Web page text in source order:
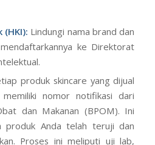
Lindungi nama brand dan
ke Direktorat
produk skincare yang dijual
nomor notifikasi dari
dan Makanan (BPOM). Ini
produk Anda telah teruji dan
Proses ini meliputi uji lab,